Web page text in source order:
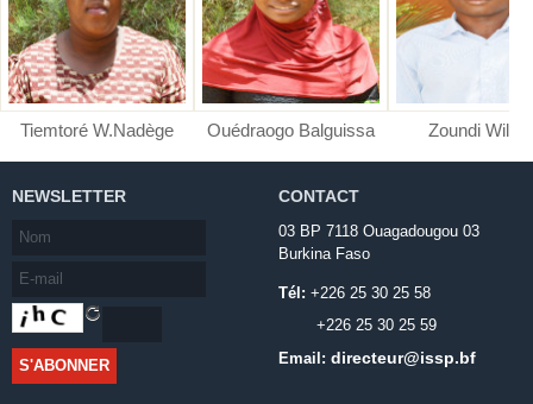
Tiemtoré W.Nadège Ouédraogo Balguissa Zoundi
NEWSLETTER CONTACT
03 BP 7118 Ouagadougou 03
Burkina Faso
Tél: +226 25 30 25 58
+226 25 30 25 59
Email: directeur@issp.bf